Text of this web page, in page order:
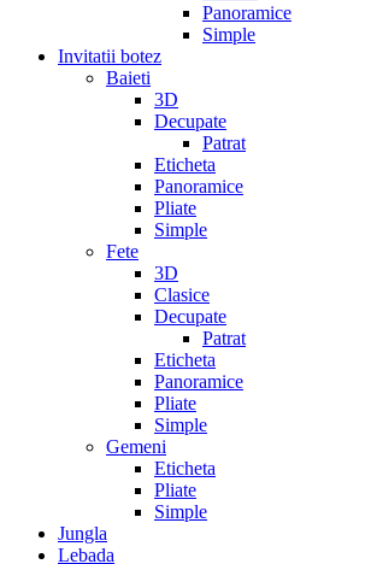
Panoramice
Simple
Invitatii botez
Baieti
3D
Decupate
Patrat
Eticheta
Panoramice
Pliate
Simple
Fete
3D
Clasice
Decupate
Patrat
Eticheta
Panoramice
Pliate
Simple
Gemeni
Eticheta
Pliate
Simple
Jungla
Lebada